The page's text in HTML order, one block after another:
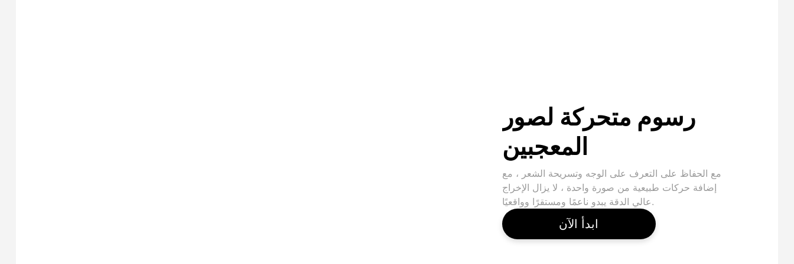
رسوم متحركة لصور
المعجبين
مع الحفاظ على التعرف على الوجه وتسريحة الشعر ، مع
إضافة حركات طبيعية من صورة واحدة ، لا يزال الإخراج
عالي الدقة يبدو ناعمًا ومستقرًا وواقعيًا.
ابدأ الآن